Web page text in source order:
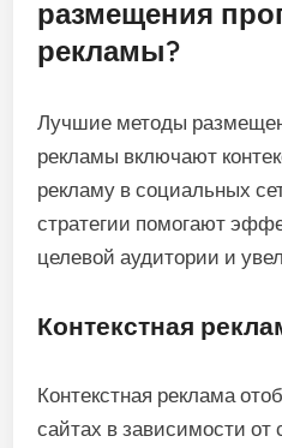
размещения
рекламы?
Лучшие методы
рекламы включают
рекламу в социальных
стратегии помогают
целевой аудитории и
Контекстная
Контекстная реклама
сайтах в зависимости от